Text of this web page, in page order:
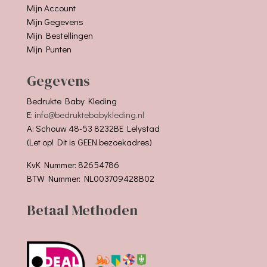
Mijn Account
Mijn Gegevens
Mijn Bestellingen
Mijn Punten
Gegevens
Bedrukte Baby Kleding
E: info@bedruktebabykleding.nl
A: Schouw 48-53 8232BE Lelystad
(Let op! Dit is GEEN bezoekadres)
KvK Nummer: 82654786
BTW Nummer: NL003709428B02
Betaal Methoden